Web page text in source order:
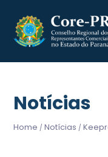
Notícias
Home / Notícias /